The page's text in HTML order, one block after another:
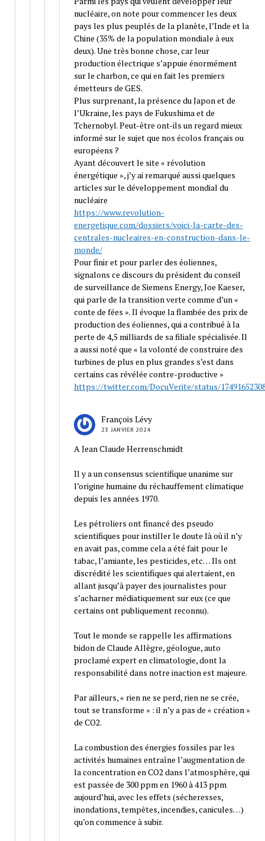
nucléaire, on note pour commencer les deux
pays les plus peuplés de la planète, l’Inde et la
Chine (35% de la population mondiale à eux
deux). Une très bonne chose, car leur
production électrique s’appuie énormément
sur le charbon, ce qui en fait les premiers
émetteurs de GES.
Plus surprenant, la présence du Japon et de
l’Ukraine, les pays de Fukushima et de
Tchernobyl. Peut-être ont-ils un regard mieux
informé sur le sujet que nos écolos français ou
européens ?
Ayant découvert le site « révolution
énergétique », j’y ai remarqué aussi quelques
articles sur le développement mondial du
nucléaire
https://www.revolution-
energetique.com/dossiers/voici-la-carte-des-
centrales-nucleaires-en-construction-dans-le-
monde/
Pour finir et pour parler des éoliennes,
signalons ce discours du président du conseil
de surveillance de Siemens Energy, Joe Kaeser,
qui parle de la transition verte comme d’un «
conte de fées ». Il évoque la flambée des prix de
production des éoliennes, qui a contribué à la
perte de 4,5 milliards de sa filiale spécialisée. Il
a aussi noté que « la volonté de construire des
turbines de plus en plus grandes s’est dans
certains cas révélée contre-productive »
https://twitter.com/DocuVerite/status/
François Lévy
23 JANVIER 2024
A Jean Claude Herrenschmidt
Il y a un consensus scientifique unanime sur
l’origine humaine du réchauffement climatique
depuis les années 1970.
Les pétroliers ont financé des pseudo
scientifiques pour instiller le doute là où il n’y
en avait pas, comme cela a été fait pour le
tabac, l’amiante, les pesticides, etc… Ils ont
discrédité les scientifiques qui alertaient, en
allant jusqu’à payer des journalistes pour
s’acharner médiatiquement sur eux (ce que
certains ont publiquement reconnu).
Tout le monde se rappelle les affirmations
bidon de Claude Allègre, géologue, auto
proclamé expert en climatologie, dont la
responsabilité dans notre inaction est majeure.
Par ailleurs, « rien ne se perd, rien ne se crée,
tout se transforme » : il n’y a pas de « création »
de CO2.
La combustion des énergies fossiles par les
activités humaines entraîne l’augmentation de
la concentration en CO2 dans l’atmosphère, qui
est passée de 300 ppm en 1960 à 413 ppm
aujourd’hui, avec les effets (sécheresses,
inondations, tempêtes, incendies, canicules…)
qu’on commence à subir.